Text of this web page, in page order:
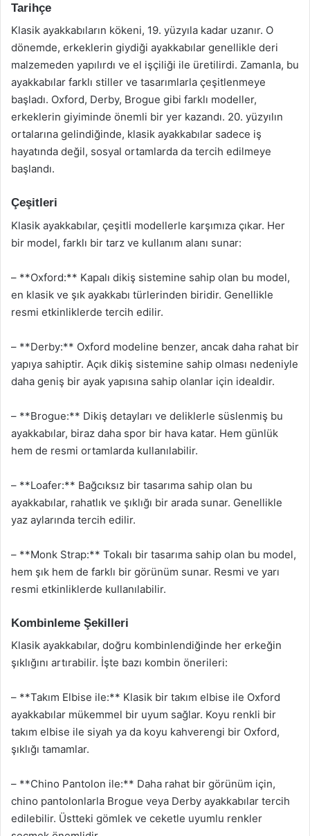
Tarihçe
Klasik ayakkabıların kökeni, 19. yüzyıla kadar uzanır. O
dönemde, erkeklerin giydiği ayakkabılar genellikle deri
malzemeden yapılırdı ve el işçiliği ile üretilirdi. Zamanla, bu
ayakkabılar farklı stiller ve tasarımlarla çeşitlenmeye
başladı. Oxford, Derby, Brogue gibi farklı modeller,
erkeklerin giyiminde önemli bir yer kazandı. 20. yüzyılın
ortalarına gelindiğinde, klasik ayakkabılar sadece iş
hayatında değil, sosyal ortamlarda da tercih edilmeye
başlandı.
Çeşitleri
Klasik ayakkabılar, çeşitli modellerle karşımıza çıkar. Her
bir model, farklı bir tarz ve kullanım alanı sunar:
– **Oxford:** Kapalı dikiş sistemine sahip olan bu model,
en klasik ve şık ayakkabı türlerinden biridir. Genellikle
resmi etkinliklerde tercih edilir.
– **Derby:** Oxford modeline benzer, ancak daha rahat bir
yapıya sahiptir. Açık dikiş sistemine sahip olması nedeniyle
daha geniş bir ayak yapısına sahip olanlar için idealdir.
– **Brogue:** Dikiş detayları ve deliklerle süslenmiş bu
ayakkabılar, biraz daha spor bir hava katar. Hem günlük
hem de resmi ortamlarda kullanılabilir.
– **Loafer:** Bağcıksız bir tasarıma sahip olan bu
ayakkabılar, rahatlık ve şıklığı bir arada sunar. Genellikle
yaz aylarında tercih edilir.
– **Monk Strap:** Tokalı bir tasarıma sahip olan bu model,
hem şık hem de farklı bir görünüm sunar. Resmi ve yarı
resmi etkinliklerde kullanılabilir.
Kombinleme Şekilleri
Klasik ayakkabılar, doğru kombinlendiğinde her erkeğin
şıklığını artırabilir. İşte bazı kombin önerileri:
– **Takım Elbise ile:** Klasik bir takım elbise ile Oxford
ayakkabılar mükemmel bir uyum sağlar. Koyu renkli bir
takım elbise ile siyah ya da koyu kahverengi bir Oxford,
şıklığı tamamlar.
– **Chino Pantolon ile:** Daha rahat bir görünüm için,
chino pantolonlarla Brogue veya Derby ayakkabılar tercih
edilebilir. Üstteki gömlek ve ceketle uyumlu renkler